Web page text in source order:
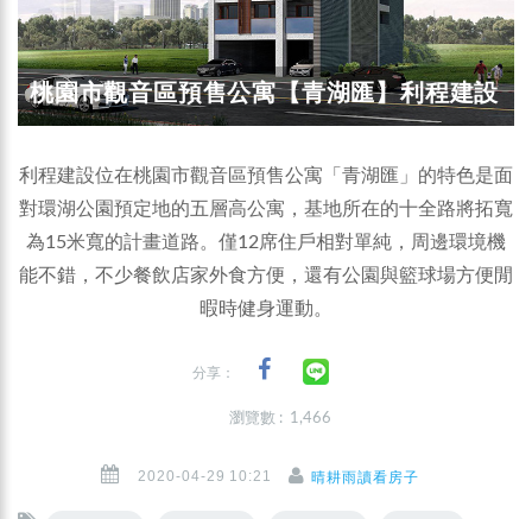
桃園市觀音區預售公寓【青湖匯】利程建設
利程建設位在桃園市觀音區預售公寓「青湖匯」的特色是面
對環湖公園預定地的五層高公寓，基地所在的十全路將拓寬
為15米寬的計畫道路。僅12席住戶相對單純，周邊環境機
能不錯，不少餐飲店家外食方便，還有公園與籃球場方便閒
暇時健身運動。
分享：
瀏覽數 : 1,466
2020-04-29 10:21 晴耕雨讀看房子